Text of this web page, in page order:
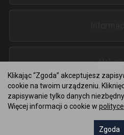
Usługi
Klikając “Zgoda” akceptujesz
cookie na twoim urządzeniu.
zapisywanie tylko danych
Więcej informacji o cookie w
Zgoda